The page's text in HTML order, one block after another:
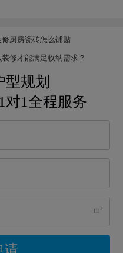
厨房瓷砖怎么铺贴
修才能满足收纳需求？
型规划
对1全程服务
m²
请